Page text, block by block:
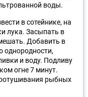
воды.
в сотейнике, на
лука. Засыпать в
Добавить в
однородности,
и воду. Подливу
огне 7 минут.
рыбных